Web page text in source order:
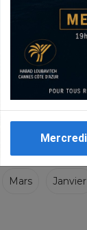
Mars Janvier